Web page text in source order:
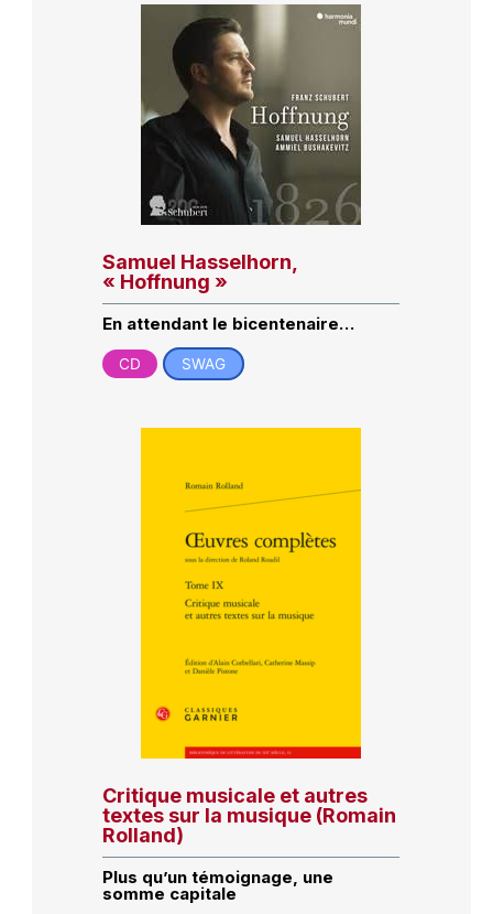
Samuel Hasselhorn,
« Hoffnung »
En attendant le bicentenaire…
CD SWAG
Critique musicale et autres
textes sur la musique (Romain
Rolland)
Plus qu’un témoignage, une
somme capitale